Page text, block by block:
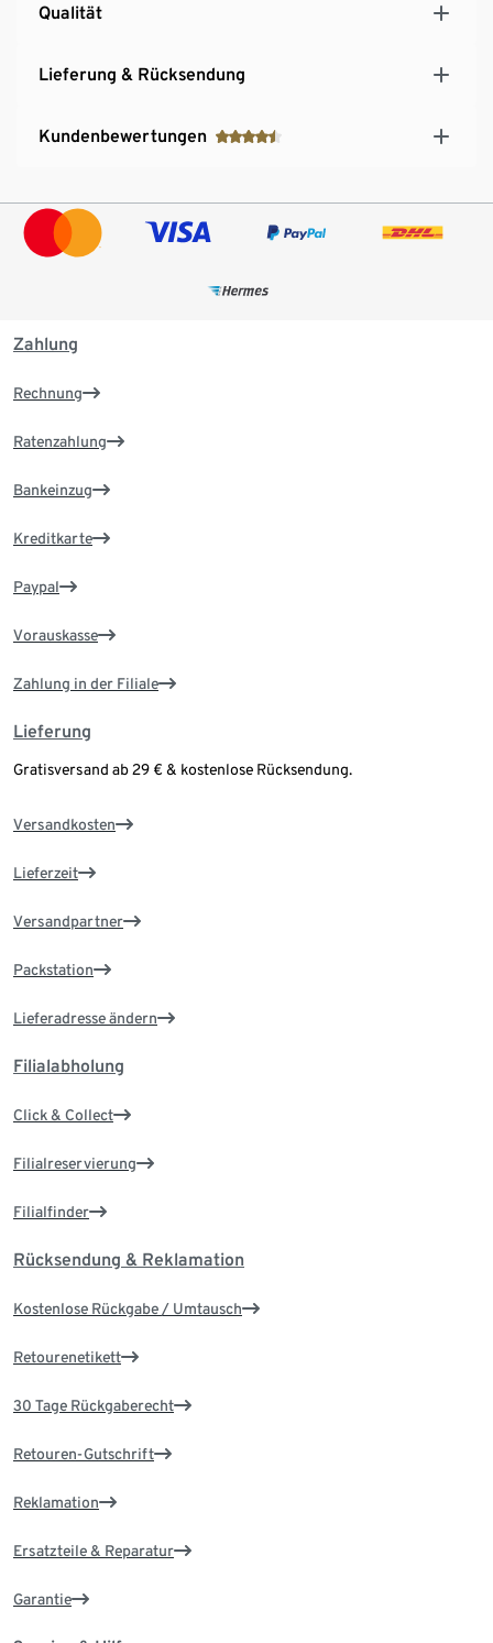
Qualität
Lieferung & Rücksendung
Kundenbewertungen
Zahlung
Rechnung
Ratenzahlung
Bankeinzug
Kreditkarte
Paypal
Vorauskasse
Zahlung in der Filiale
Lieferung
Gratisversand ab 29 € & kostenlose Rücksendung.
Versandkosten
Lieferzeit
Versandpartner
Packstation
Lieferadresse ändern
Filialabholung
Click & Collect
Filialreservierung
Filialfinder
Rücksendung & Reklamation
Kostenlose Rückgabe / Umtausch
Retourenetikett
30 Tage Rückgaberecht
Retouren-Gutschrift
Reklamation
Ersatzteile & Reparatur
Garantie